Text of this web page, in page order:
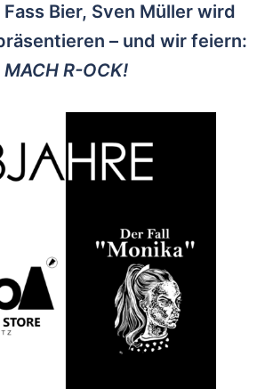
Bier, Sven Müller wird
– und wir feiern:
MACH R-OCK!